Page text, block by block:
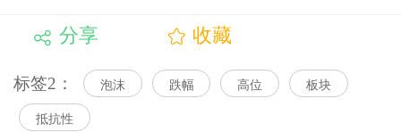
分享 收藏
标签2： 泡沫 跌幅 高位 板块
抵抗性